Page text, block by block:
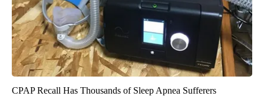
CPAP Recall Has Thousands of Sleep Apnea Sufferers